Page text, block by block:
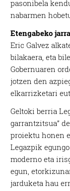
pasonibela
nabarmen
Etengabeko
Eric Galvez
bilakaera, eta
Gobernuaren
jotzen den
elkarrizketari
Geltoki berria
garrantzitsua”
proiektu honen
Legazpik
moderno eta
egun,
jarduketa hau